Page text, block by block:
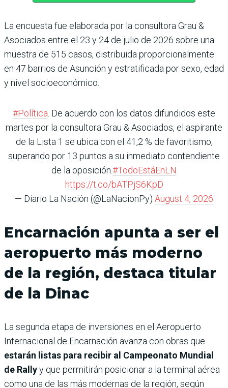
La encuesta fue elaborada por la consultora Grau &
Asociados entre el 23 y 24 de julio de 2026 sobre una
muestra de 515 casos, distribuida proporcionalmente
en 47 barrios de Asunción y estratificada por sexo, edad
y nivel socioeconómico.
#Política . De acuerdo con los datos difundidos este
martes por la consultora Grau & Asociados, el aspirante
de la Lista 1 se ubica con el 41,2 % de favoritismo,
superando por 13 puntos a su inmediato contendiente
de la oposición.#TodoEstáEnLN
https://t.co/bATPjS6KpD
— Diario La Nación (@LaNacionPy) August 4, 2026
Encarnación apunta a ser el
aeropuerto más moderno
de la región, destaca titular
de la Dinac
La segunda etapa de inversiones en el Aeropuerto
Internacional de Encarnación avanza con obras que
estarán listas para recibir al Campeonato Mundial
de Rallyy que permitirán posicionar a la terminal aérea
como una de las más modernas de la región, según